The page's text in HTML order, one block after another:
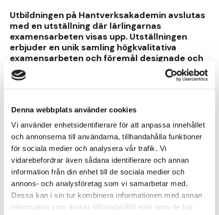
Denna webbplats använder cookies
Vi använder enhetsidentifierare för att anpassa innehållet
och annonserna till användarna, tillhandahålla funktioner
för sociala medier och analysera vår trafik. Vi
vidarebefordrar även sådana identifierare och annan
information från din enhet till de sociala medier och
annons- och analysföretag som vi samarbetar med.
Dessa kan i sin tur kombinera informationen med annan
information som du har tillhandahållit eller som de har
Utbildningen på Hantverksakademin avslutas
med en utställning där lärlingarnas
examensarbeten visas upp. Utställningen
erbjuder en unik samling högkvalitativa
examensarbeten och föremål designade och
skapade av avgångselever från
Hantverksakademins
yrkeshögskoleutbildning. Tillsammans finns
olika uttryck och material visas.
Examensutställningen 2022 genomgick en
transfirmation då vi firande att Hantverkarna
Stockholm firande 175 år, sedan dess kallas
nu utställningen EX:UT.
Här har Hantverksakademins tidigare
utställningar ägt rum